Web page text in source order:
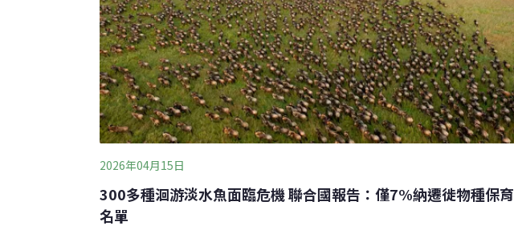
2026年04月15日
300多種洄游淡水魚面臨危機 聯合國報告：僅7%納遷徙物種保育
名單